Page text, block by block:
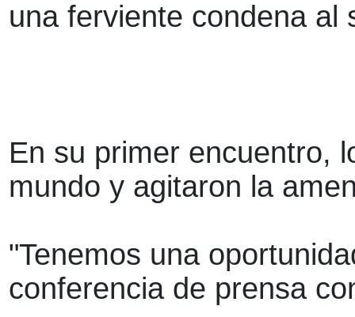
una ferviente condena al
En su primer encuentro,
mundo y agitaron la
"Tenemos una
conferencia de prensa